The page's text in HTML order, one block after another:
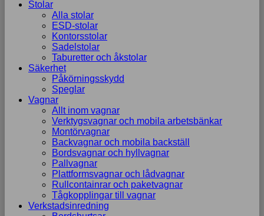
Stolar
Alla stolar
ESD-stolar
Kontorsstolar
Sadelstolar
Taburetter och åkstolar
Säkerhet
Påkörningsskydd
Speglar
Vagnar
Allt inom vagnar
Verktygsvagnar och mobila arbetsbänkar
Montörvagnar
Backvagnar och mobila backställ
Bordsvagnar och hyllvagnar
Pallvagnar
Plattformsvagnar och lådvagnar
Rullcontainrar och paketvagnar
Tågkopplingar till vagnar
Verkstadsinredning